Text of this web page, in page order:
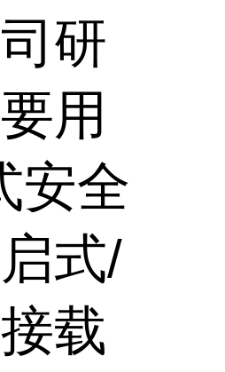
研
用
安全
式/
载